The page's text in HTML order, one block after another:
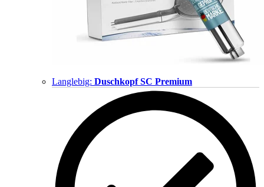
Langlebig: Duschkopf SC Premium